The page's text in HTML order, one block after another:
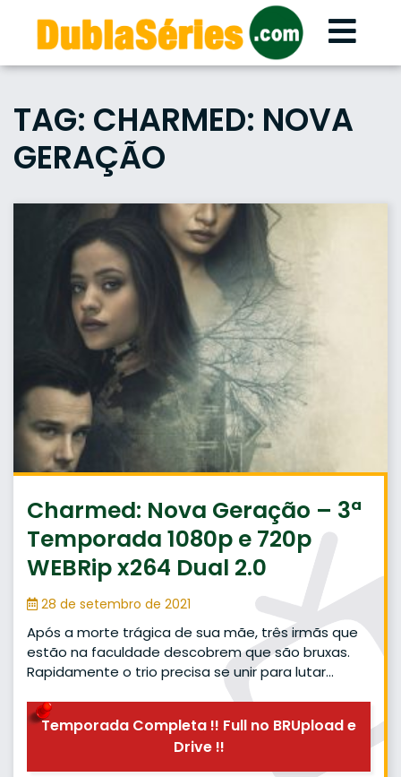
content
TAG: CHARMED: NOVA
GERAÇÃO
Charmed: Nova Geração – 3ª
Temporada 1080p e 720p
WEBRip x264 Dual 2.0
28 de setembro de 2021
Após a morte trágica de sua mãe, três irmãs que
estão na faculdade descobrem que são bruxas.
Rapidamente o trio precisa se unir para lutar…
Temporada Completa !! Full no BRUpload e
Drive !!